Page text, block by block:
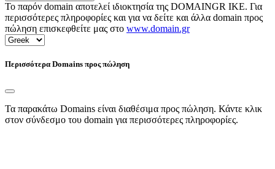
Το παρόν domain αποτελεί ιδιοκτησία της DOMAINGR ΙΚΕ. Για
περισσότερες πληροφορίες και για να δείτε και άλλα domain προς
πώληση επισκεφθείτε μας στο www.domain.gr
Περισσότερα Domains προς πώληση
Τα παρακάτω Domains είναι διαθέσιμα προς πώληση. Κάντε κλικ
στον σύνδεσμο του domain για περισσότερες πληροφορίες.